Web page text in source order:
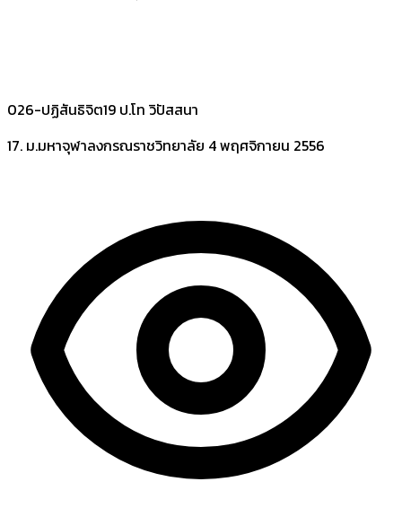
026-ปฏิสันธิจิต19 ป.โท วิปัสสนา
17. ม.มหาจุฬาลงกรณราชวิทยาลัย 4 พฤศจิกายน 2556